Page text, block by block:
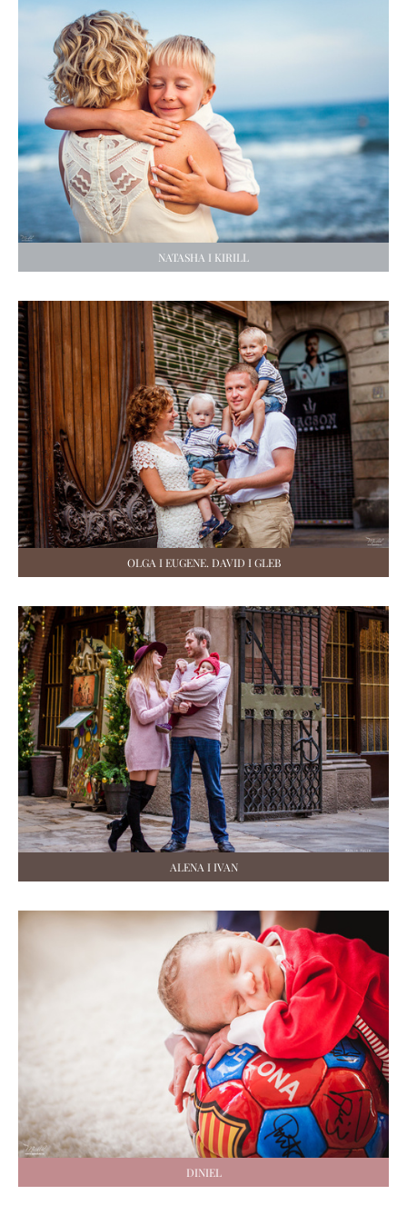
NATASHA I KIRILL
OLGA I EUGENE. DAVID I GLEB
ALENA I IVAN
DINIEL